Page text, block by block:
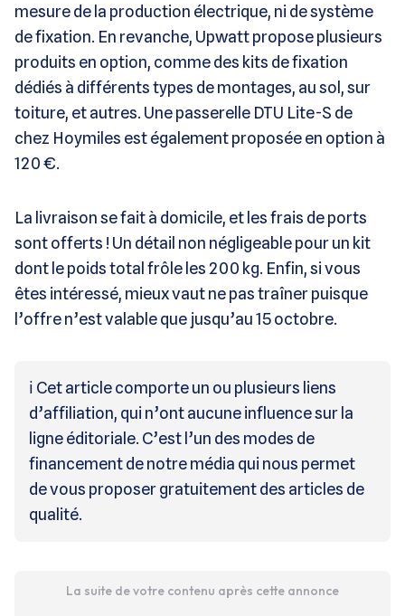
mesure de la production électrique, ni de système
de fixation. En revanche, Upwatt propose plusieurs
produits en option, comme des kits de fixation
dédiés à différents types de montages, au sol, sur
toiture, et autres. Une passerelle DTU Lite-S de
chez Hoymiles est également proposée en option à
120 €.
La livraison se fait à domicile, et les frais de ports
sont offerts ! Un détail non négligeable pour un kit
dont le poids total frôle les 200 kg. Enfin, si vous
êtes intéressé, mieux vaut ne pas traîner puisque
l’offre n’est valable que jusqu’au 15 octobre.
ℹ️ Cet article comporte un ou plusieurs liens
d’affiliation, qui n’ont aucune influence sur la
ligne éditoriale. C’est l’un des modes de
financement de notre média qui nous permet
de vous proposer gratuitement des articles de
qualité.
La suite de votre contenu après cette annonce